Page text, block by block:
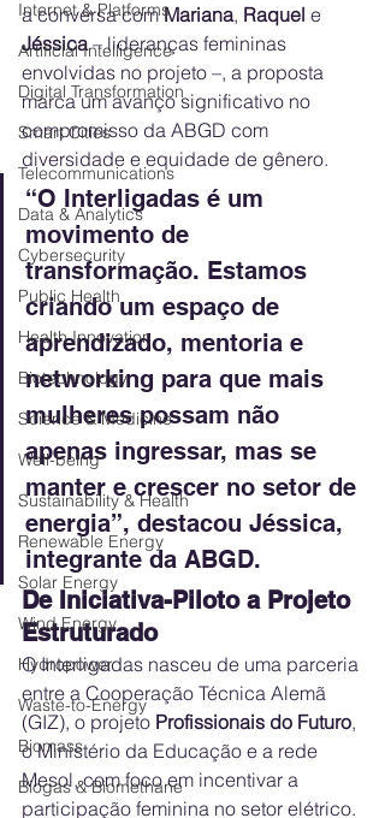
Internet & Platforms
Artificial Intelligence
Digital Transformation
Smart Cities
Telecommunications
Data & Analytics
Cybersecurity
Public Health
Health Innovation
Biotechnology
Science & Medicine
Well-being
Sustainability & Health
Renewable Energy
Solar Energy
Wind Energy
Hydropower
Waste-to-Energy
Biomass
Biogas & Biomethane
a conversa com Mariana, Raquel e
Jéssica – lideranças femininas
envolvidas no projeto –, a proposta
marca um avanço significativo no
compromisso da ABGD com
diversidade e equidade de gênero.
“O Interligadas é um
movimento de
transformação. Estamos
criando um espaço de
aprendizado, mentoria e
networking para que mais
mulheres possam não
apenas ingressar, mas se
manter e crescer no setor de
energia”, destacou Jéssica,
integrante da ABGD.
De Iniciativa-Piloto a Projeto
Estruturado
O Interligadas nasceu de uma parceria
entre a Cooperação Técnica Alemã
(GIZ), o projeto Profissionais do Futuro,
o Ministério da Educação e a rede
Mesol, com foco em incentivar a
participação feminina no setor elétrico.